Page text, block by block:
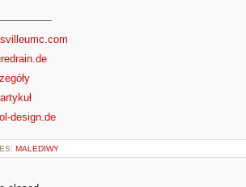
design.de
MALEDIWY